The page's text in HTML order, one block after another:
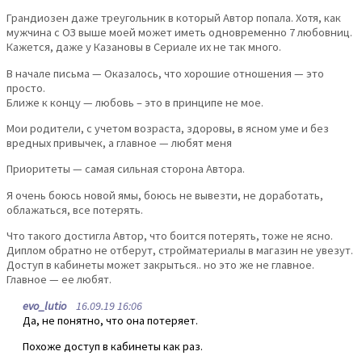
Грандиозен даже треугольник в который Автор попала. Хотя, как
мужчина с ОЗ выше моей может иметь одновременно 7 любовниц.
Кажется, даже у Казановы в Сериале их не так много.
В начале письма — Оказалось, что хорошие отношения — это
просто.
Ближе к концу — любовь – это в принципе не мое.
Мои родители, с учетом возраста, здоровы, в ясном уме и без
вредных привычек, а главное — любят меня
Приоритеты — самая сильная сторона Автора.
Я очень боюсь новой ямы, боюсь не вывезти, не доработать,
облажаться, все потерять.
Что такого достигла Автор, что боится потерять, тоже не ясно.
Диплом обратно не отберут, стройматериалы в магазин не увезут.
Доступ в кабинеты может закрыться.. но это же не главное.
Главное — ее любят.
evo_lutio16.09.19 16:06
Да, не понятно, что она потеряет.
Похоже доступ в кабинеты как раз.